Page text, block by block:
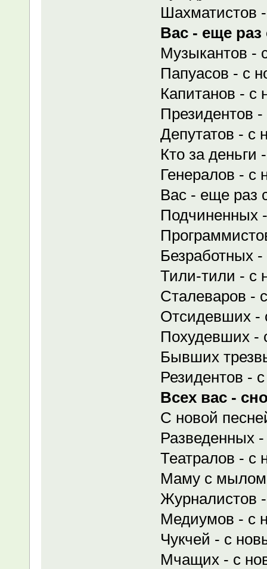
Шахматистов
Вас - еще
Музыкантов -
Папуасов - с
Капитанов - с
Президентов
Депутатов - с
Кто за деньги
Генералов - с
Вас - еще раз
Подчиненных
Безработных
Тили-тили - с
Сталеваров -
Отсидевших -
Похудевших -
Бывших
Резидентов -
Всех вас -
С новой
Разведенных
Театралов - с
Маму с мылом
Журналистов
Медиумов - с
Чукчей - с
Мчащих - с